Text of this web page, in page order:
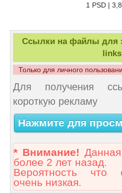
1 PSD |
Ссылки на файлы для
links
Только для личного
Для получения
короткую рекламу
Нажмите для
* Внимание!
более 2 лет назад.
Вероятность что
очень низкая.